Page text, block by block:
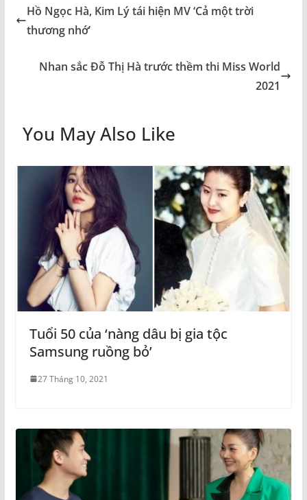
Hồ Ngọc Hà, Kim Lý tái hiện MV ‘Cả một trời
thương nhớ’
Nhan sắc Đỗ Thị Hà trước thềm thi Miss World
2021
You May Also Like
Tuổi 50 của ‘nàng dâu bị gia tộc
Samsung ruồng bỏ’
27 Tháng 10, 2021